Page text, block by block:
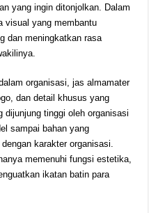
yang ingin ditonjolkan. Dalam
visual yang membantu
dan meningkatkan rasa
organisasi, jas almamater
dan detail khusus yang
dijunjung tinggi oleh organisasi
sampai bahan yang
karakter organisasi.
memenuhi fungsi estetika,
ikatan batin para